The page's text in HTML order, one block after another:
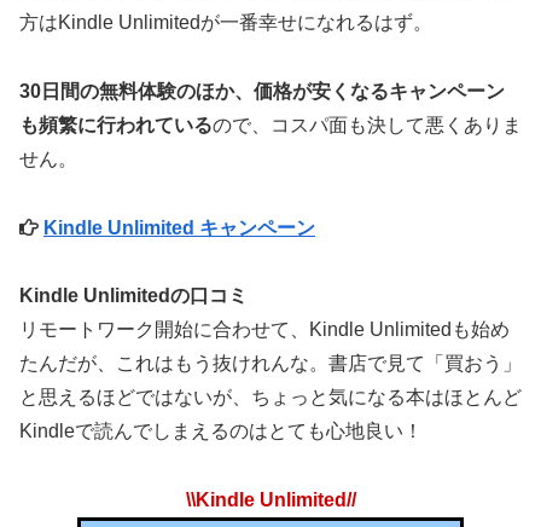
方はKindle Unlimitedが一番幸せになれるはず。
30日間の無料体験のほか、価格が安くなるキャンペーン
も頻繁に行われているので、コスパ面も決して悪くありま
せん。
Kindle Unlimited キャンペーン
Kindle Unlimitedの口コミ
リモートワーク開始に合わせて、Kindle Unlimitedも始め
たんだが、これはもう抜けれんな。書店で見て「買おう」
と思えるほどではないが、ちょっと気になる本はほとんど
Kindleで読んでしまえるのはとても心地良い！
\\Kindle Unlimited//